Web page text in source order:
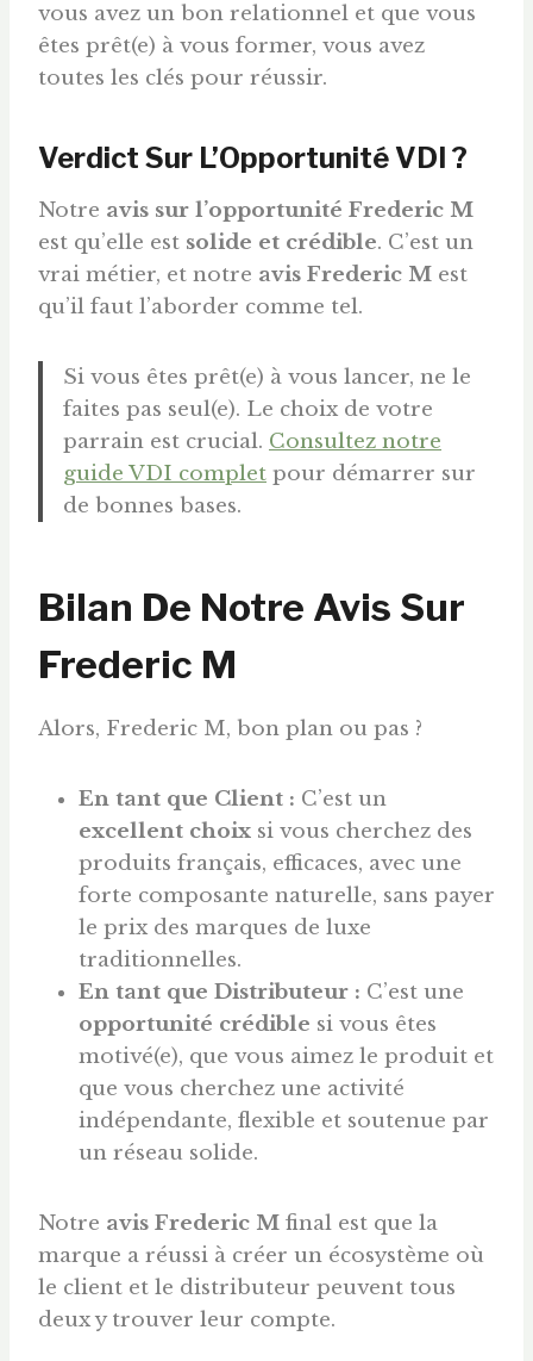
vous avez un bon relationnel et que vous
êtes prêt(e) à vous former, vous avez
toutes les clés pour réussir.
Verdict Sur L’Opportunité VDI ?
Notre avis sur l’opportunité Frederic M
est qu’elle est solide et crédible. C’est un
vrai métier, et notre avis Frederic M est
qu’il faut l’aborder comme tel.
Si vous êtes prêt(e) à vous lancer, ne le
faites pas seul(e). Le choix de votre
parrain est crucial. Consultez notre
guide VDI complet pour démarrer sur
de bonnes bases.
Bilan De Notre Avis Sur
Frederic M
Alors, Frederic M, bon plan ou pas ?
En tant que Client : C’est un
excellent choix si vous cherchez des
produits français, efficaces, avec une
forte composante naturelle, sans payer
le prix des marques de luxe
traditionnelles.
En tant que Distributeur : C’est une
opportunité crédible si vous êtes
motivé(e), que vous aimez le produit et
que vous cherchez une activité
indépendante, flexible et soutenue par
un réseau solide.
Notre avis Frederic M final est que la
marque a réussi à créer un écosystème où
le client et le distributeur peuvent tous
deux y trouver leur compte.